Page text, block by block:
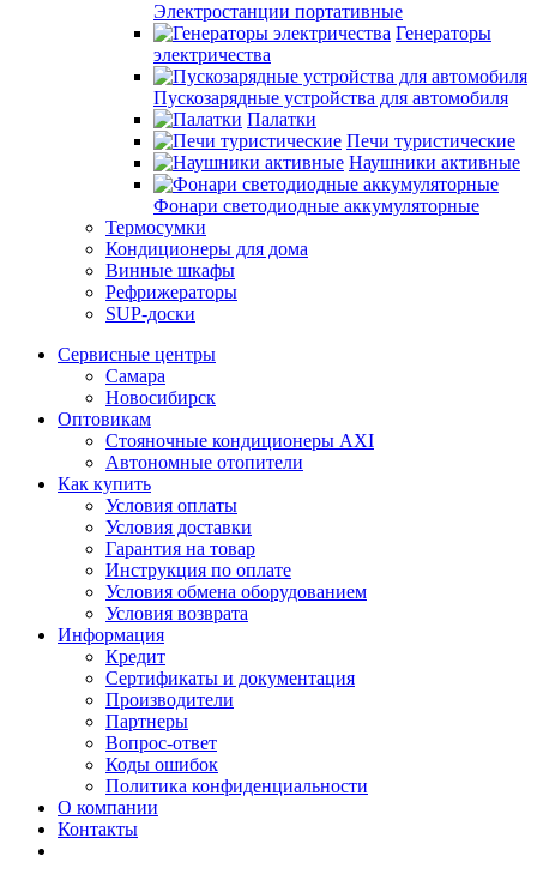
Электростанции портативные
Генераторы
электричества
Пускозарядные устройства для автомобиля
Палатки
Печи туристические
Наушники активные
Фонари светодиодные аккумуляторные
Термосумки
Кондиционеры для дома
Винные шкафы
Рефрижераторы
SUP-доски
Сервисные центры
Самара
Новосибирск
Оптовикам
Стояночные кондиционеры AXI
Автономные отопители
Как купить
Условия оплаты
Условия доставки
Гарантия на товар
Инструкция по оплате
Условия обмена оборудованием
Условия возврата
Информация
Кредит
Сертификаты и документация
Производители
Партнеры
Вопрос-ответ
Коды ошибок
Политика конфиденциальности
О компании
Контакты